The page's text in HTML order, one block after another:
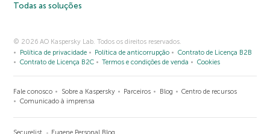
Todas as soluções
© 2026 AO Kaspersky Lab. Todos os direitos reservados.
Política de privacidade
Política de anticorrupção
Contrato de Licença B2B
Contrato de Licença B2C
Termos e condições de venda Cookies
Fale conosco Sobre a Kaspersky Parceiros Blog
Centro de recursos
Comunicado à imprensa